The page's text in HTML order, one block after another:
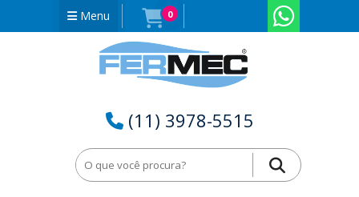
Menu 0
(11) 3978-5515
Home Máquina de Afiar Brocas em Santa Catarina - SC